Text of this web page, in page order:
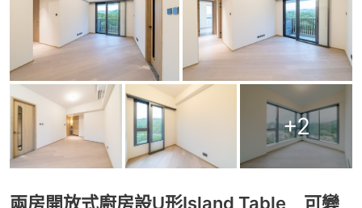
+2
兩房開放式廚房設U形Island Table 可變